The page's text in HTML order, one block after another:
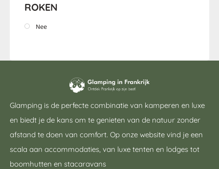
ROKEN
Nee
Glamping is de perfecte combinatie van kamperen en luxe
en biedt je de kans om te genieten van de natuur zonder
afstand te doen van comfort. Op onze website vind je een
scala aan accommodaties, van luxe tenten en lodges tot
boomhutten en stacaravans